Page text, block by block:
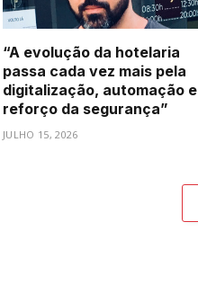
“A evolução da hotelaria
passa cada vez mais pela
digitalização, automação e
reforço da segurança”
JULHO 15, 2026